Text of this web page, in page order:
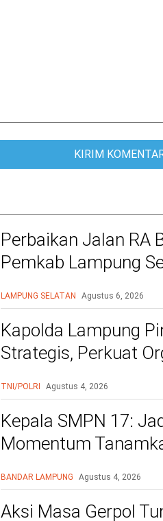
Perbaikan Jalan RA
Pemkab Lampung
LAMPUNG SELATAN Agustus 6, 2026
Kapolda Lampung
Strategis, Perkuat
TNI/POLRI Agustus 4, 2026
Kepala SMPN 17:
Momentum
BANDAR LAMPUNG Agustus 4, 2026
Aksi Masa Gerpol